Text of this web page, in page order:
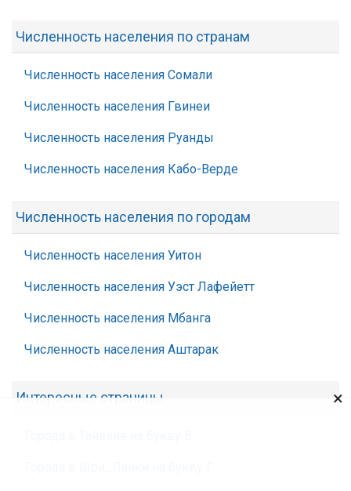
Численность населения по странам
Численность населения Сомали
Численность населения Гвинеи
Численность населения Руанды
Численность населения Кабо-Верде
Численность населения по городам
Численность населения Уитон
Численность населения Уэст Лафейетт
Численность населения Мбанга
Численность населения Аштарак
Интересные страницы ×